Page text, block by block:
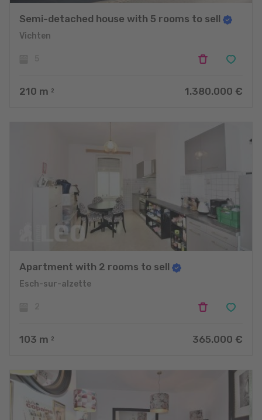
Semi-detached house with 5 rooms to sell
Vichten
210 m 2 1.380.000 €
Apartment with 2 rooms to sell
Esch-sur-alzette
103 m 2 365.000 €